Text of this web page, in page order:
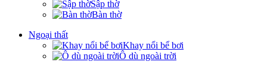
Sập thờ
Bàn thờ
Ngoại thất
Khay nổi bể bơi
Ô dù ngoài trời